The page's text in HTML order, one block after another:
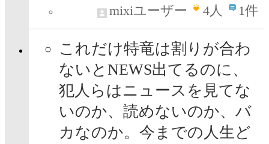
mixiユーザー
4人 1件
これだけ特竜は割りが合わ
ないとNEWS出てるのに、
犯人らはニュースを見てな
いのか、読めないのか、バ
カなのか。今までの人生ど